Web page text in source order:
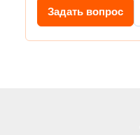
Задать вопрос